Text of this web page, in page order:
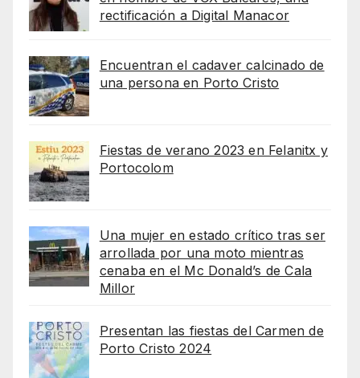
rectificación a Digital Manacor
Encuentran el cadaver calcinado de
una persona en Porto Cristo
Fiestas de verano 2023 en Felanitx y
Portocolom
Una mujer en estado crítico tras ser
arrollada por una moto mientras
cenaba en el Mc Donald’s de Cala
Millor
Presentan las fiestas del Carmen de
Porto Cristo 2024